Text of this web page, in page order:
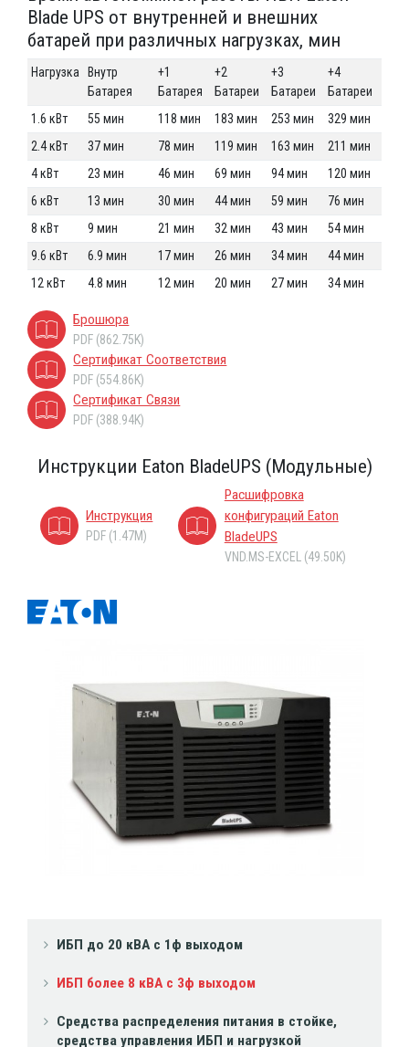
ИБП до 20 кВА с 1ф выходом
ИБП более 8 кВА с 3ф выходом
Средства распределения питания в стойке,
средства управления ИБП и нагрузкой
Blade UPS от внутренней и внешних
батарей при различных нагрузках, мин
Нагрузка
Внутр
Батарея
+1
Батарея
+2
Батареи
+3
Батареи
+4
Батареи
1.6 кВт
55 мин 118 мин 183 мин 253 мин
329 мин
2.4 кВт
37 мин 78 мин 119 мин 163 мин
211 мин
4 кВт
23 мин 46 мин 69 мин 94 мин
120 мин
6 кВт
13 мин 30 мин 44 мин 59 мин
76 мин
8 кВт
9 мин 21 мин 32 мин 43 мин
54 мин
9.6 кВт
6.9 мин 17 мин 26 мин 34 мин
44 мин
12 кВт
4.8 мин 12 мин 20 мин 27 мин 34 мин
Брошюра
PDF (862.75K)
Сертификат Соответствия
PDF (554.86K)
Сертификат Связи
PDF (388.94K)
Инструкции Eaton BladeUPS (Модульные)
Инструкция
PDF (1.47M)
Расшифровка
конфигураций Eaton
BladeUPS
VND.MS-EXCEL (49.50K)